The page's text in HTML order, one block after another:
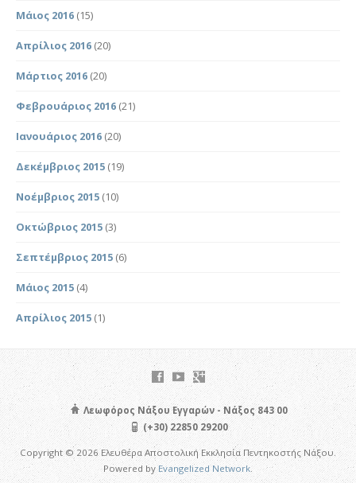
Μάιος 2016 (15)
Απρίλιος 2016 (20)
Μάρτιος 2016 (20)
Φεβρουάριος 2016 (21)
Ιανουάριος 2016 (20)
Δεκέμβριος 2015 (19)
Νοέμβριος 2015 (10)
Οκτώβριος 2015 (3)
Σεπτέμβριος 2015 (6)
Μάιος 2015 (4)
Απρίλιος 2015 (1)
Λεωφόρος Νάξου Εγγαρών - Νάξος 843 00
(+30) 22850 29200
Copyright © 2026 Ελευθέρα Αποστολική Εκκλησία Πεντηκοστής Νάξου.
Powered byEvangelized Network.